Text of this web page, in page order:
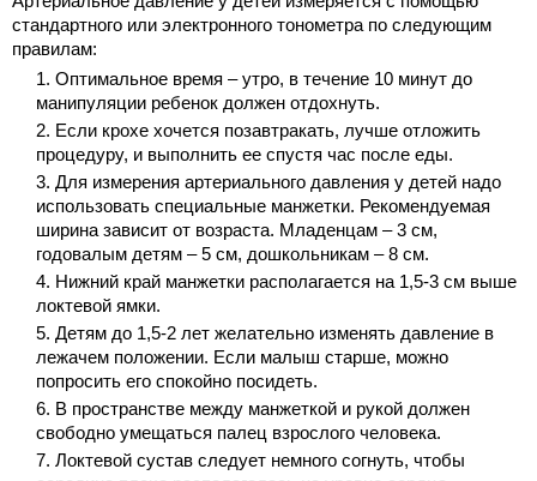
стандартного или электронного тонометра по следующим
правилам:
Оптимальное время – утро, в течение 10 минут до
манипуляции ребенок должен отдохнуть.
Если крохе хочется позавтракать, лучше отложить
процедуру, и выполнить ее спустя час после еды.
Для измерения артериального давления у детей надо
использовать специальные манжетки. Рекомендуемая
ширина зависит от возраста. Младенцам – 3 см,
годовалым детям – 5 см, дошкольникам – 8 см.
Нижний край манжетки располагается на 1,5-3 см выше
локтевой ямки.
Детям до 1,5-2 лет желательно изменять давление в
лежачем положении. Если малыш старше, можно
попросить его спокойно посидеть.
В пространстве между манжеткой и рукой должен
свободно умещаться палец взрослого человека.
Локтевой сустав следует немного согнуть, чтобы